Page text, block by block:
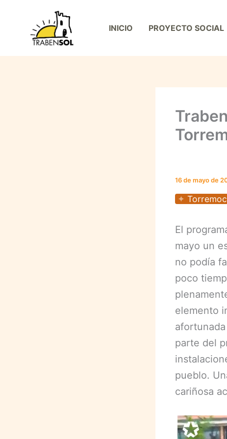
contenido
INICIO PROYECTO SOCIAL
16 de mayo de
El
mayo un
no podía
poco
elemento
parte del
pueblo.
cariñosa